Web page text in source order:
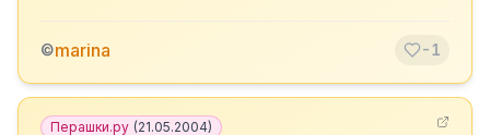
©marina -1
Перашки.ру (21.05.2004)